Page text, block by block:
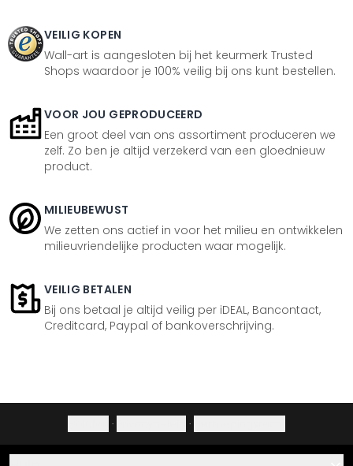
VEILIG KOPEN
Wall-art is aangesloten bij het keurmerk Trusted
Shops waardoor je 100% veilig bij ons kunt bestellen.
VOOR JOU GEPRODUCEERD
Een groot deel van ons assortiment produceren we
zelf. Zo ben je altijd verzekerd van een gloednieuw
product.
MILIEUBEWUST
We zetten ons actief in voor het milieu en ontwikkelen
milieuvriendelijke producten waar mogelijk.
VEILIG BETALEN
Bij ons betaal je altijd veilig per iDEAL, Bancontact,
Creditcard, Paypal of bankoverschrijving.
· ·